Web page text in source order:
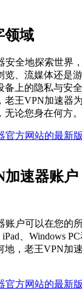
领域
安全地探索世界
览、流媒体还是
备上的隐私与安
老王VPN加速器
论您身在何方。
方网站的最新版
加速器账
账户可以在您的
、Windows
地，老王VPN加
方网站的最新版